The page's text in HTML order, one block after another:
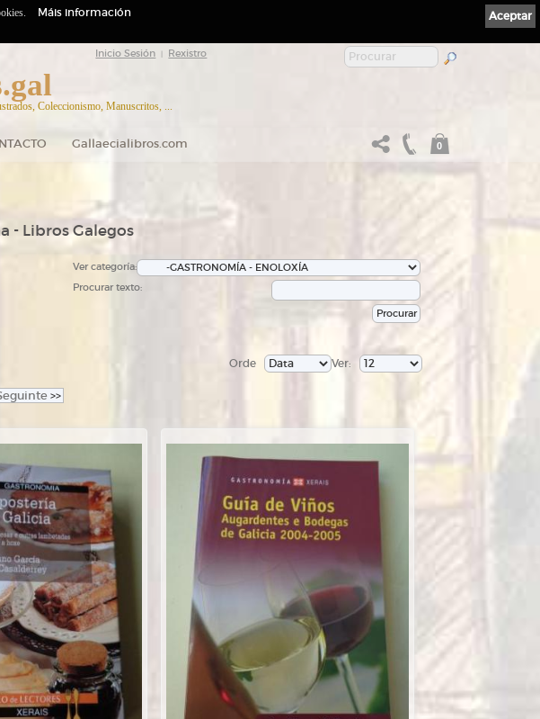
Inicio Sesión Rexistro
Coleccionismo, Manuscritos, ...
Gallaecialibros.com 0
- Libros Galegos
Ver categoría:
Procurar texto:
Ver:
Orde
>>
Aceptar
Máis información